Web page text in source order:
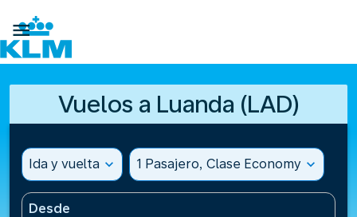

Vuelos a Luanda (LAD)
Ida y vuelta expand_more 1 Pasajero, Clase Economy expand_more
Desde